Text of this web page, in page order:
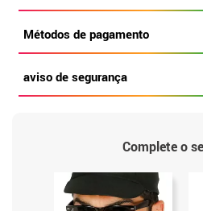
Métodos de pagamento
aviso de segurança
Complete o